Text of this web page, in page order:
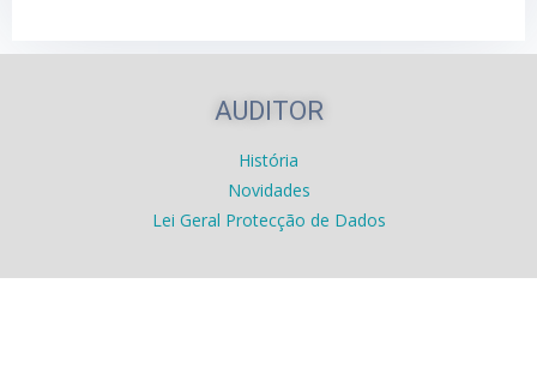
AUDITOR
História
Novidades
Lei Geral Protecção de Dados